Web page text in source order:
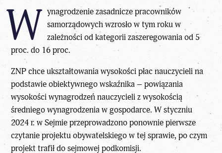
W ynagrodzenie zasadnicze pracowników
samorządowych wzrosło w tym roku w
zależności od kategorii zaszeregowania od 5
proc. do 16 proc.
ZNP chce ukształtowania wysokości płac nauczycieli na
podstawie obiektywnego wskaźnika – powiązania
wysokości wynagrodzeń nauczycieli z wysokością
średniego wynagrodzenia w gospodarce. W styczniu
2024 r. w Sejmie przeprowadzono ponownie pierwsze
czytanie projektu obywatelskiego w tej sprawie, po czym
projekt trafił do sejmowej podkomisji.